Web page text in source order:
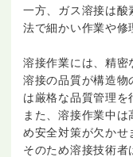
一方、ガス溶接は酸
法で細かい作業や修
溶接作業には、精密
溶接の品質が構造物
は厳格な品質管理を
また、溶接作業中
め安全対策が欠かせ
そのため溶接技術者